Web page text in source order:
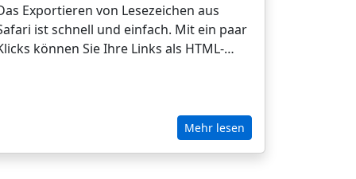
Exportieren von Lesezeichen aus
ist schnell und einfach. Mit ein paar
können Sie Ihre Links als HTML-
besser zu organisieren und über alleMehr lesen